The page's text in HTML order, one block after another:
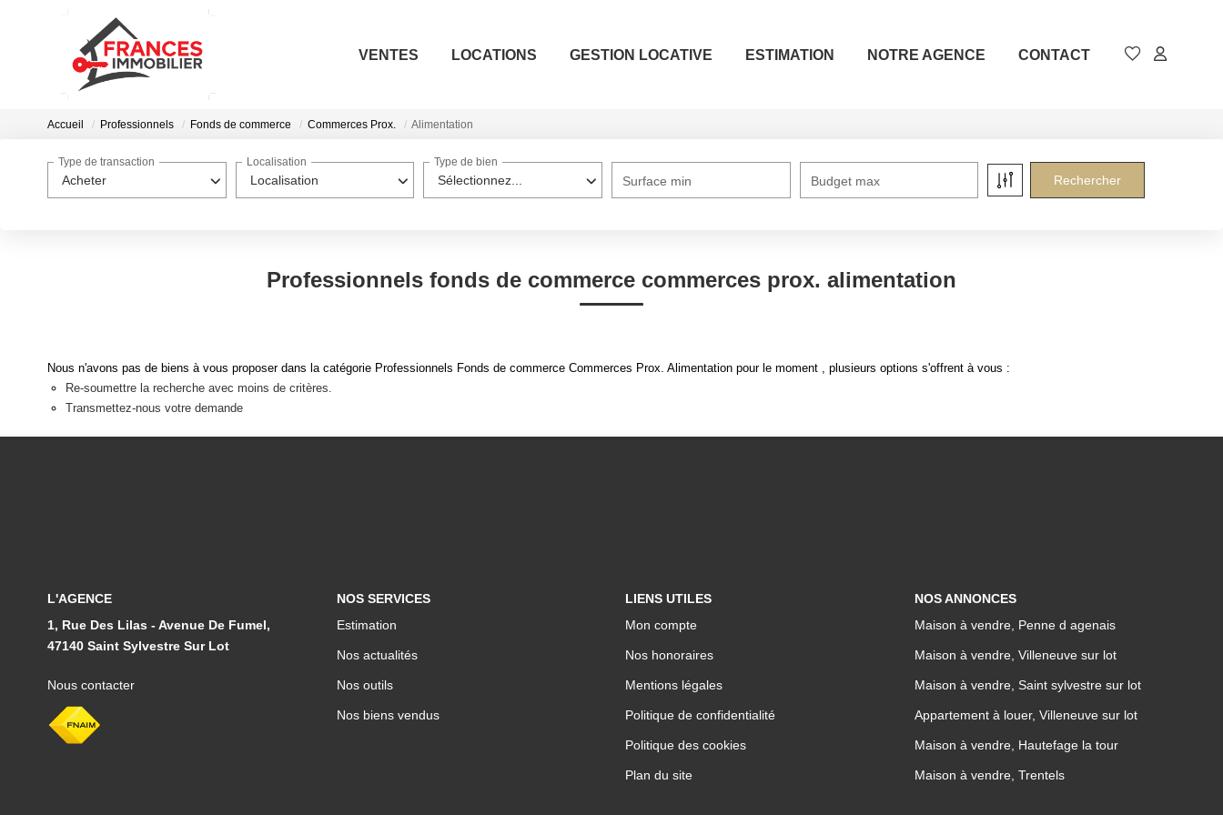
VENTES LOCATIONS GESTION LOCATIVE ESTIMATION NOTRE AGENCE CONTACT
Accueil Professionnels Fonds de commerce Commerces Prox. Alimentation
Acheter
Type de transaction
Localisation
Localisation
Sélectionnez...
Type de bien
Surface min Budget max
Professionnels fonds de commerce commerces prox. alimentation
Nous n'avons pas de biens à vous proposer dans la catégorie Professionnels Fonds de commerce Commerces Prox. Alimentation pour le moment , plusieurs options s'offrent à vous :
Re-soumettre la recherche avec moins de critères.
Transmettez-nous votre demande
L'AGENCE
1, Rue Des Lilas - Avenue De Fumel,
47140 Saint Sylvestre Sur Lot
Nous contacter
NOS SERVICES
Estimation
Nos actualités
Nos outils
Nos biens vendus
LIENS UTILES
Mon compte
Nos honoraires
Mentions légales
Politique de confidentialité
Politique des cookies
Plan du site
NOS ANNONCES
Maison à vendre, Penne d agenais
Maison à vendre, Villeneuve sur lot
Maison à vendre, Saint sylvestre sur lot
Appartement à louer, Villeneuve sur lot
Maison à vendre, Hautefage la tour
Maison à vendre, Trentels